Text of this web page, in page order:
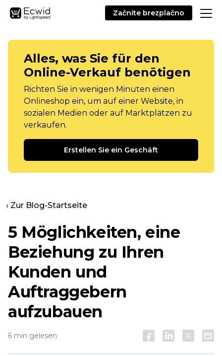
Začnite brezplačno
Alles, was Sie für den
Online-Verkauf benötigen
Richten Sie in wenigen Minuten einen
Onlineshop ein, um auf einer Website, in
sozialen Medien oder auf Marktplätzen zu
verkaufen.
Erstellen Sie ein Geschäft
‹ Zur Blog-Startseite
5 Möglichkeiten, eine
Beziehung zu Ihren
Kunden und
Auftraggebern
aufzubauen
6 min gelesen